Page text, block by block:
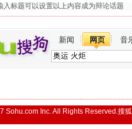
新闻 网页 音
Sohu.com Inc. All Rights Reserved.搜